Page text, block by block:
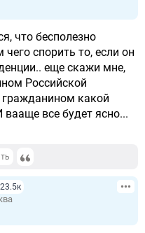
что бесполезно
спорить то, если он
еще скажи мне,
Российской
какой
все будет ясно...
23.5к